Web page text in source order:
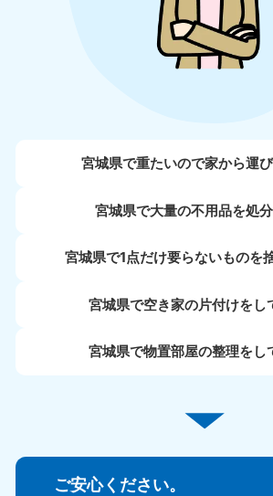
宮城県で重たいので家から運
宮城県で大量の不用品を処
宮城県で1点だけ要らないものを
宮城県で空き家の片付けをし
宮城県で物置部屋の整理をし
ご安心ください。